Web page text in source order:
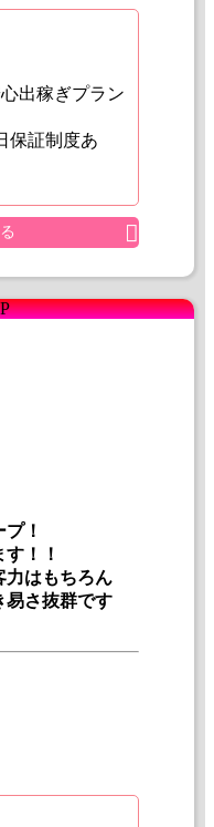
出稼ぎプラン
保証制度あ
！
！！
力はもちろん
易さ抜群です